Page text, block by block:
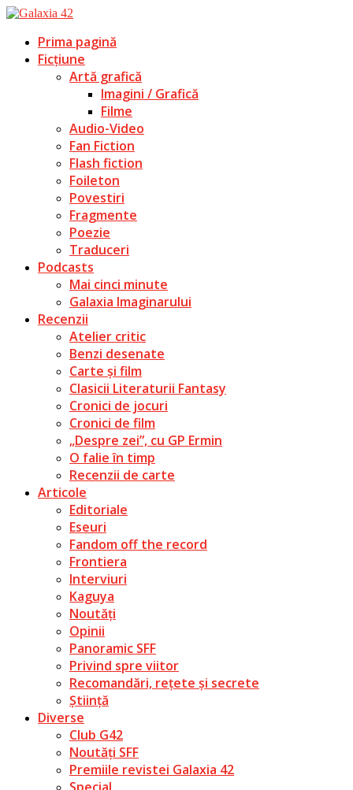
Prima pagină
Ficțiune
Artă grafică
Imagini / Grafică
Filme
Audio-Video
Fan Fiction
Flash fiction
Foileton
Povestiri
Fragmente
Poezie
Traduceri
Podcasts
Mai cinci minute
Galaxia Imaginarului
Recenzii
Atelier critic
Benzi desenate
Carte și film
Clasicii Literaturii Fantasy
Cronici de jocuri
Cronici de film
„Despre zei”, cu GP Ermin
O falie în timp
Recenzii de carte
Articole
Editoriale
Eseuri
Fandom off the record
Frontiera
Interviuri
Kaguya
Noutăți
Opinii
Panoramic SFF
Privind spre viitor
Recomandări, rețete și secrete
Știință
Diverse
Club G42
Noutăți SFF
Premiile revistei Galaxia 42